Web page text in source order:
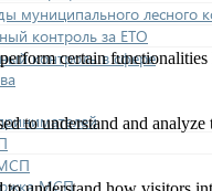
муниципального лесного
контроль за ЕТО
контроль в сфере
МСП
certain
to understand and